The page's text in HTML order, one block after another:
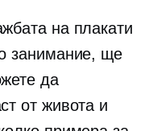
на плакати
занимание, ще
да
от живота и